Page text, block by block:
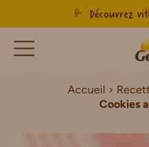
Découvrez
Accueil